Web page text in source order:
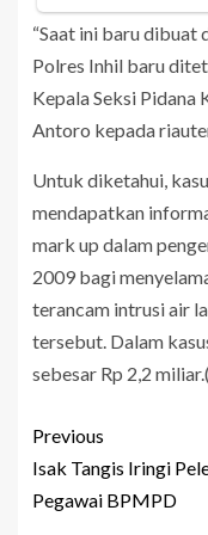
“Saat ini baru dibuat
Polres Inhil baru
Kepala Seksi Pidana
Antoro kepada
Untuk diketahui,
mendapatkan
mark up dalam
2009 bagi
terancam intrusi air
tersebut. Dalam
sebesar Rp 2,2
Previous
Isak Tangis Iringi
Pegawai BPMPD